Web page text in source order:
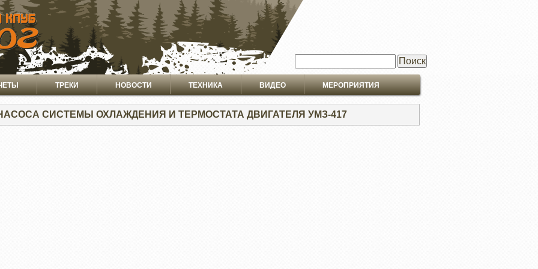
ТРЕКИ НОВОСТИ ТЕХНИКА ВИДЕО МЕРОПРИЯТИЯ
СИСТЕМЫ ОХЛАЖДЕНИЯ И ТЕРМОСТАТА ДВИГАТЕЛЯ УМЗ-417